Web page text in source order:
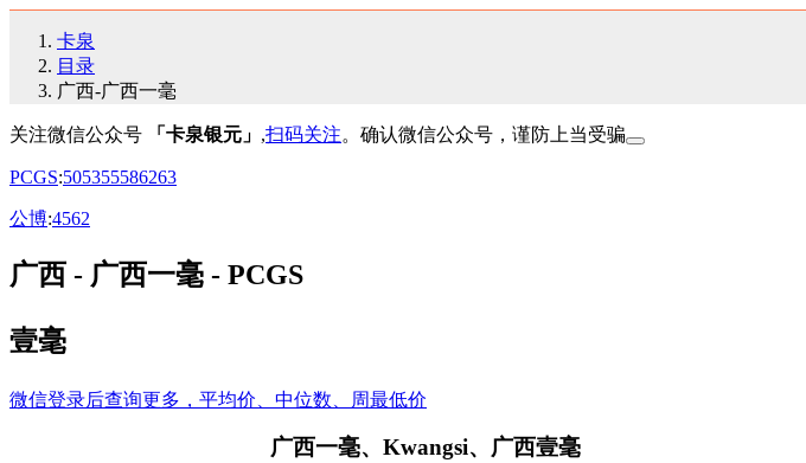
卡泉
目录
广西-广西一毫
关注微信公众号 「卡泉银元」 ,扫码关注。确认微信公众号，谨防上当受骗
PCGS:505355586263
公博:4562
广西 - 广西一毫 - PCGS
壹毫
微信登录后查询更多，平均价、中位数、周最低价
广西一毫、Kwangsi、广西壹毫